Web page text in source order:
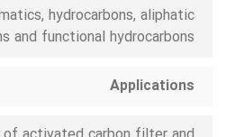
hydrocarbons, aliphatic
and functional hydrocarbons
Applications